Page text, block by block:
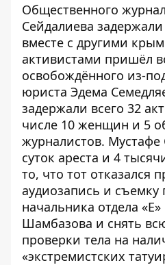
Общественного
Сейдалиева
вместе с другими
активистами пришёл
освобождённого из-
юриста Эдема
задержали всего 32
числе 10 женщин и 5
журналистов. Мустафе
суток ареста и 4
то, что тот отказался
аудиозапись и
начальника отдела «Е»
Шамбазова и снять
проверки тела на
«экстремистских